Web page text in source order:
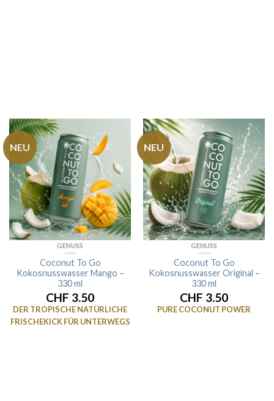
NEU
GENUSS
Coconut To Go
Kokosnusswasser Mango –
330 ml
CHF 3.50
DER TROPISCHE NATÜRLICHE
FRISCHEKICK FÜR UNTERWEGS
NEU
GENUSS
Coconut To Go
Kokosnusswasser Original –
330 ml
CHF 3.50
PURE COCONUT POWER